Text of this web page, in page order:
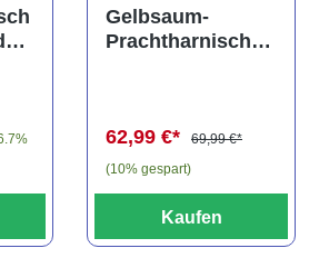
Gelbsaum-
Prachtharnischw
62,99 €*
69,99 €*
(10% gespart)
Kaufen